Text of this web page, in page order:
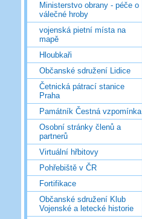
Ministerstvo obrany - péče o
válečné hroby
vojenská pietní místa na
mapě
Hloubkaři
Občanské sdružení Lidice
Četnická pátrací stanice
Praha
Památník Čestná vzpomínka
Osobní stránky členů a
partnerů
Virtuální hřbitovy
Pohřebiště v ČR
Fortifikace
Občanské sdružení Klub
Vojenské a letecké historie